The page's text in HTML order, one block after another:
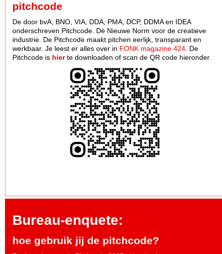
pitchcode
De door bvA, BNO, VIA, DDA, PMA, DCP, DDMA en IDEA
onderschreven Pitchcode. Dè Nieuwe Norm voor de creatieve
industrie. De Pitchcode maakt pitchen eerlijk, transparant en
werkbaar. Je leest er alles over in FONK magazine 424. De
Pitchcode is hierte downloaden of scan de QR code hieronder.
Bureau-enquete:
hoe gebruik jij de pitchcode?